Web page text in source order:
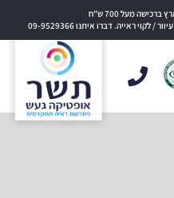
מעל 700 ש"ח
ראייה. דברו איתנו 09-9529366